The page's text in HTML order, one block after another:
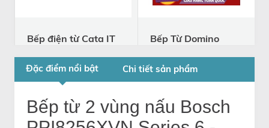
Bếp điện từ Cata IT
IT 773
Bếp Từ Domino
MSP - Made In
Turkey
12.153.000
đ
17.369.000
đ
Đặc điểm nổi bật Chi tiết sản phẩm
Bếp từ 2 vùng nấu Bosch